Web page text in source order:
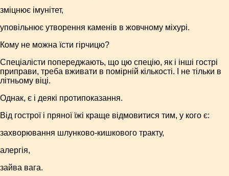
зміцнює імунітет,
уповільнює утворення каменів в жовчному міхурі.
Кому не можна їсти гірчицю?
Спеціалісти попереджають, що цю спецію, як і інші гострі
приправи, треба вживати в помірній кількості. І не тільки в
літньому віці.
Однак, є і деякі протипоказання.
Від гострої і пряної їжі краще відмовитися тим, у кого є:
захворювання шлунково-кишкового тракту,
алергія,
зайва вага.